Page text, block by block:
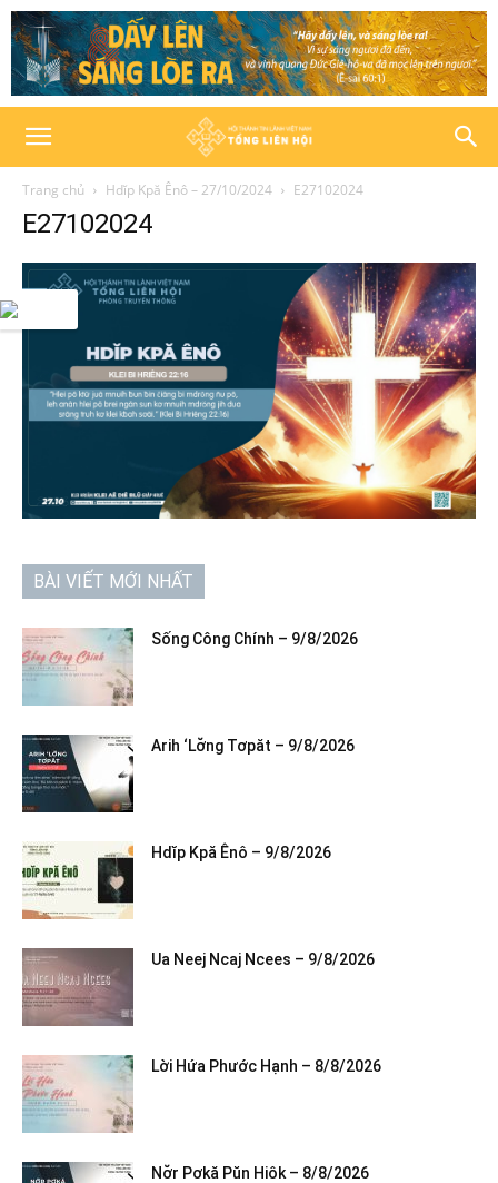
Trang chủ Hdĭp Kpă Ênô – 27/10/2024 E27102024
E27102024
BÀI VIẾT MỚI NHẤT
Sống Công Chính – 9/8/2026
Arih ‘Lơ̆ng Tơpăt – 9/8/2026
Hdĭp Kpă Ênô – 9/8/2026
Ua Neej Ncaj Ncees – 9/8/2026
Lời Hứa Phước Hạnh – 8/8/2026
Nơ̆r Pơkă Pŭn Hiôk – 8/8/2026